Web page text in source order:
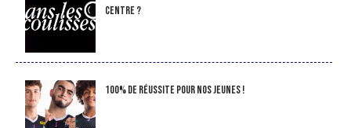
Centre ?
100% de réussite pour nos jeunes !